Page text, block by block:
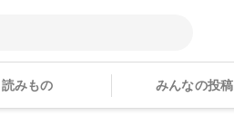
読みもの みんなの投稿